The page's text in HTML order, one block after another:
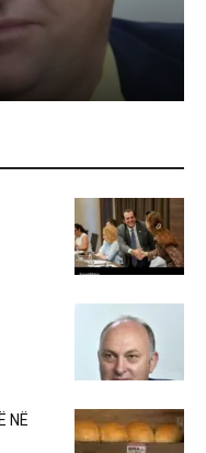
NË